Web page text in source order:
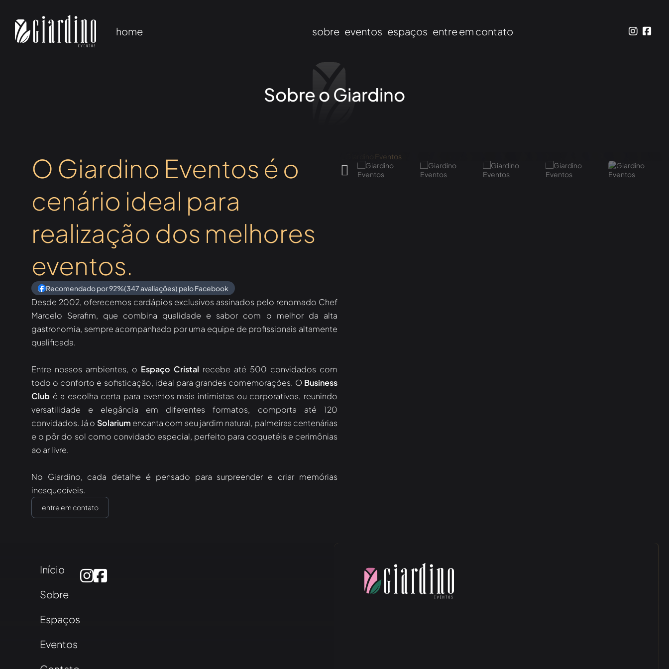
home sobre eventos espaços entre em contato
Sobre o Giardino
O Giardino Eventos é o
cenário ideal para
realização dos melhores
eventos.
Recomendado por 92%(347 avaliações) pelo Facebook
Desde 2002, oferecemos cardápios exclusivos assinados pelo renomado Chef
Marcelo Serafim, que combina qualidade e sabor com o melhor da alta
gastronomia, sempre acompanhado por uma equipe de profissionais altamente
qualificada.
Entre nossos ambientes, o Espaço Cristal recebe até 500 convidados com
todo o conforto e sofisticação, ideal para grandes comemorações. O Business
Club é a escolha certa para eventos mais intimistas ou corporativos, reunindo
versatilidade e elegância em diferentes formatos, comporta até 120
convidados. Já o Solarium encanta com seu jardim natural, palmeiras centenárias
e o pôr do sol como convidado especial, perfeito para coquetéis e cerimônias
ao ar livre.
No Giardino, cada detalhe é pensado para surpreender e criar memórias
inesquecíveis.
entre em contato
Início
Sobre
Espaços
Eventos